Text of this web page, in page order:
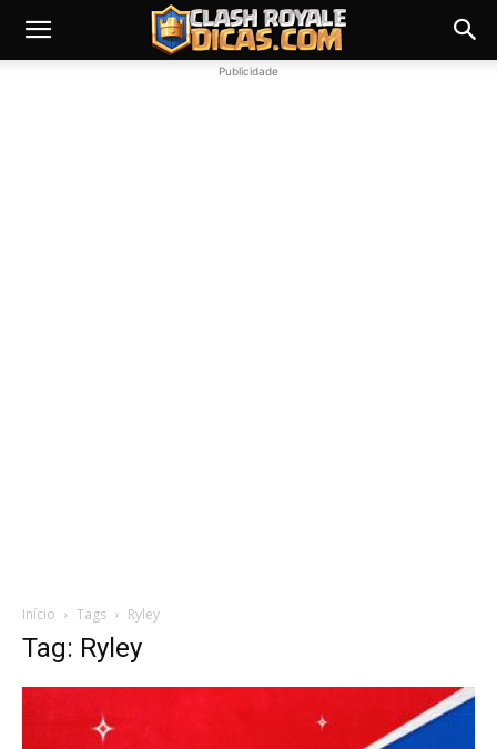
Publicidade
Início Tags Ryley
Tag: Ryley